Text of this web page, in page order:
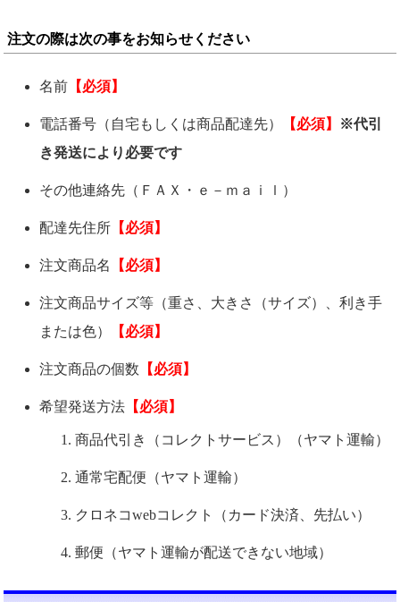
注文の際は次の事をお知らせください
名前 【必須】
電話番号（自宅もしくは商品配達先） 【必須】 ※代引
き発送により必要です
その他連絡先（ＦＡＸ・ｅ－ｍａｉｌ）
配達先住所 【必須】
注文商品名 【必須】
注文商品サイズ等（重さ、大きさ（サイズ）、利き手
または色）
【必須】
注文商品の個数 【必須】
希望発送方法 【必須】
商品代引き（コレクトサービス）（ヤマト運輸）
通常宅配便（ヤマト運輸）
クロネコwebコレクト（カード決済、先払い）
郵便（ヤマト運輸が配送できない地域）